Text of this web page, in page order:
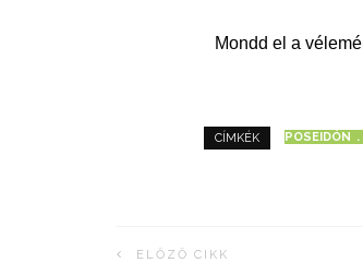
Mondd el a
CÍMKÉK POSEIDÓN
ELŐZŐ CIKK